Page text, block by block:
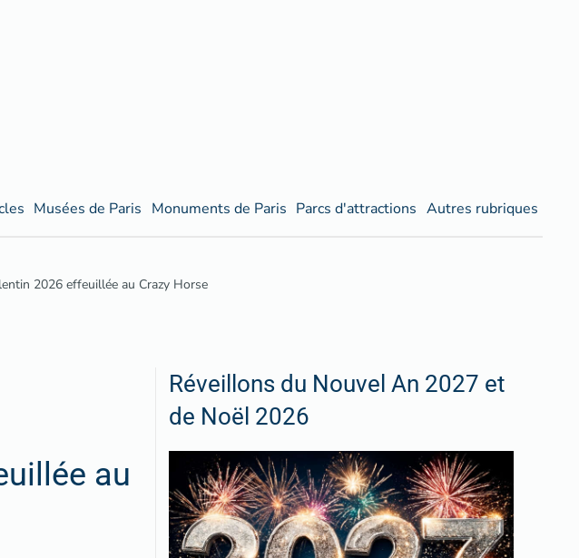
Musées de Paris Monuments de Paris Parcs d'attractions Autres rubriques
2026 effeuillée au Crazy Horse
au
Réveillons du Nouvel An 2027 et
de Noël 2026